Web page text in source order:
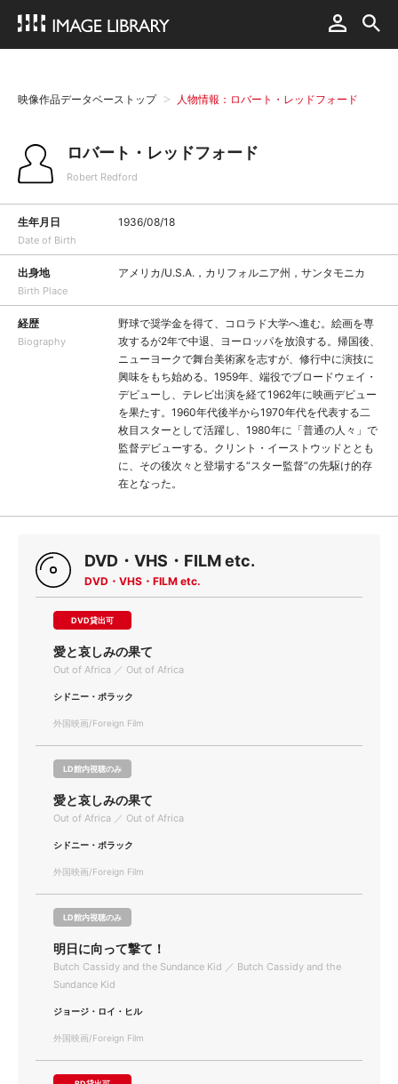
映像作品データベーストップ 人物情報：ロバート・レッドフォード
ロバート・レッドフォード
Robert Redford
生年月日
Date of Birth
1936/08/18
出身地
Birth Place
アメリカ/U.S.A.，カリフォルニア州，サンタモニカ
経歴
Biography
野球で奨学金を得て、コロラド大学へ進む。絵画を専
攻するが2年で中退、ヨーロッパを放浪する。帰国後、
ニューヨークで舞台美術家を志すが、修行中に演技に
興味をもち始める。1959年、端役でブロードウェイ・
デビューし、テレビ出演を経て1962年に映画デビュー
を果たす。1960年代後半から1970年代を代表する二
枚目スターとして活躍し、1980年に「普通の人々」で
監督デビューする。クリント・イーストウッドととも
に、その後次々と登場する“スター監督”の先駆け的存
在となった。
DVD・VHS・FILM etc.
DVD・VHS・FILM etc.
DVD貸出可
愛と哀しみの果て
Out of Africa ／ Out of Africa
シドニー・ポラック
外国映画/Foreign Film
LD館内視聴のみ
愛と哀しみの果て
Out of Africa ／ Out of Africa
シドニー・ポラック
外国映画/Foreign Film
LD館内視聴のみ
明日に向って撃て！
Butch Cassidy and the Sundance Kid ／ Butch Cassidy and the
Sundance Kid
ジョージ・ロイ・ヒル
外国映画/Foreign Film